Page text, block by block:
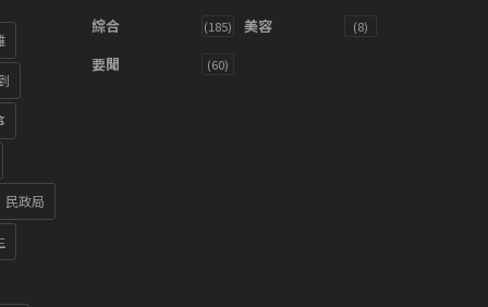
民政局
綜合 (185) 美容 (8)
要聞 (60)